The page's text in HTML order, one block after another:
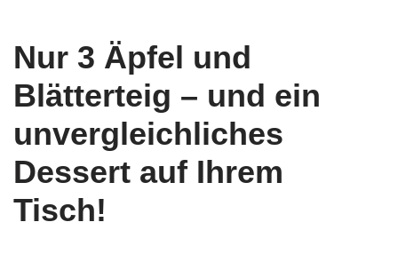
Nur 3 Äpfel und
Blätterteig – und ein
unvergleichliches
Dessert auf Ihrem
Tisch!